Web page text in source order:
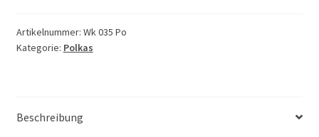
Menge
Artikelnummer: Wk 035 Po
Kategorie: Polkas
Beschreibung